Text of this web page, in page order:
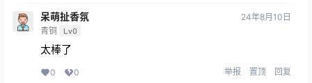
呆萌扯香氛
青铜 Lv0
24年8月10日
太棒了
0 0 举报 置顶 回复